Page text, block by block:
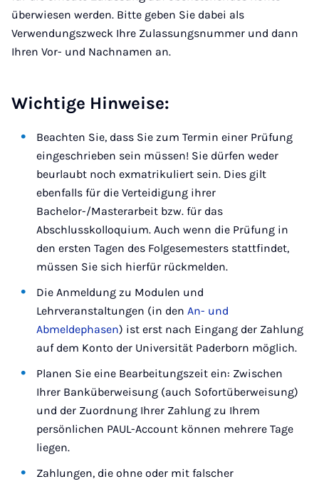
überwiesen werden. Bitte geben Sie dabei als
Verwendungszweck Ihre Zulassungsnummer und dann
Ihren Vor- und Nachnamen an.
Wichtige Hinweise:
Beachten Sie, dass Sie zum Termin einer Prüfung
eingeschrieben sein müssen! Sie dürfen weder
beurlaubt noch exmatrikuliert sein. Dies gilt
ebenfalls für die Verteidigung ihrer
Bachelor-/Masterarbeit bzw. für das
Abschlusskolloquium. Auch wenn die Prüfung in
den ersten Tagen des Folgesemesters stattfindet,
müssen Sie sich hierfür rückmelden.
Die Anmeldung zu Modulen und
Lehrveranstaltungen (in denAn- und
Abmeldephasen) ist erst nach Eingang der Zahlung
auf dem Konto der Universität Paderborn möglich.
Planen Sie eine Bearbeitungszeit ein: Zwischen
Ihrer Banküberweisung (auch Sofortüberweisung)
und der Zuordnung Ihrer Zahlung zu Ihrem
persönlichen PAUL-Account können mehrere Tage
liegen.
Zahlungen, die ohne oder mit falscher